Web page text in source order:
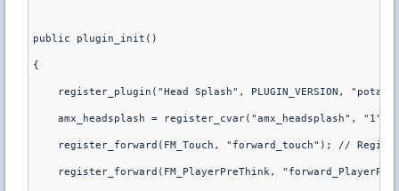
public plugin_init()
{
register_plugin("Head Splash", PLUGIN_VERSION,
amx_headsplash = register_cvar("amx_headsplash",
register_forward(FM_Touch, "forward_touch"); //
register_forward(FM_PlayerPreThink,